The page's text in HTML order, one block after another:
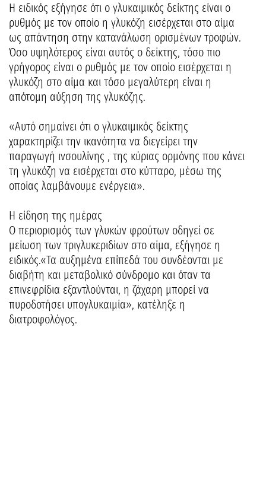
Η ειδικός εξήγησε ότι ο γλυκαιμικός δείκτης είναι ο
ρυθμός με τον οποίο η γλυκόζη εισέρχεται στο αίμα
ως απάντηση στην κατανάλωση ορισμένων τροφών.
Όσο υψηλότερος είναι αυτός ο δείκτης, τόσο πιο
γρήγορος είναι ο ρυθμός με τον οποίο εισέρχεται η
γλυκόζη στο αίμα και τόσο μεγαλύτερη είναι η
απότομη αύξηση της γλυκόζης.
«Αυτό σημαίνει ότι ο γλυκαιμικός δείκτης
χαρακτηρίζει την ικανότητα να διεγείρει την
παραγωγή ινσουλίνης , της κύριας ορμόνης που κάνει
τη γλυκόζη να εισέρχεται στο κύτταρο, μέσω της
οποίας λαμβάνουμε ενέργεια».
Η είδηση της ημέρας
Ο περιορισμός των γλυκών φρούτων οδηγεί σε
μείωση των τριγλυκεριδίων στο αίμα, εξήγησε η
ειδικός.«Τα αυξημένα επίπεδά του συνδέονται με
διαβήτη και μεταβολικό σύνδρομο και όταν τα
επινεφρίδια εξαντλούνται, η ζάχαρη μπορεί να
πυροδοτήσει υπογλυκαιμία», κατέληξε η
διατροφολόγος.